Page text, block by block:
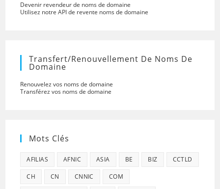
Devenir revendeur de noms de domaine
Utilisez notre API de revente noms de domaine
Transfert/renouvellement De Noms De
Domaine
Renouvelez vos noms de domaine
Transférez vos noms de domaine
Mots Clés
AFILIAS AFNIC ASIA BE BIZ CCTLD
CH CN CNNIC COM